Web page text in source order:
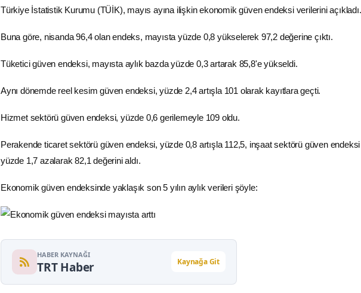
Türkiye İstatistik Kurumu (TÜİK), mayıs ayına ilişkin ekonomik güven endeksi verilerini açıkladı.
Buna göre, nisanda 96,4 olan endeks, mayısta yüzde 0,8 yükselerek 97,2 değerine çıktı.
Tüketici güven endeksi, mayısta aylık bazda yüzde 0,3 artarak 85,8'e yükseldi.
Aynı dönemde reel kesim güven endeksi, yüzde 2,4 artışla 101 olarak kayıtlara geçti.
Hizmet sektörü güven endeksi, yüzde 0,6 gerilemeyle 109 oldu.
Perakende ticaretsektörü güven endeksi, yüzde 0,8 artışla 112,5, inşaat sektörü güven
yüzde 1,7 azalarak 82,1 değerini aldı.
Ekonomik güven endeksinde yaklaşık son 5 yılın aylık verileri şöyle:
HABER KAYNAĞI
TRT Haber Kaynağa Git